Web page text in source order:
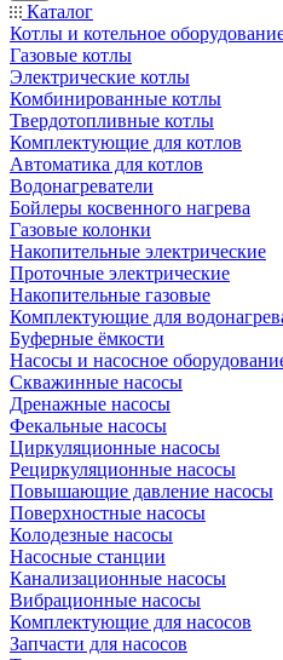
Каталог
Котлы и котельное
Газовые котлы
Электрические котлы
Комбинированные котлы
Твердотопливные котлы
Комплектующие для котлов
Автоматика для котлов
Водонагреватели
Бойлеры косвенного нагрева
Газовые колонки
Накопительные электрические
Проточные электрические
Накопительные газовые
Комплектующие для
Буферные ёмкости
Насосы и насосное
Скважинные насосы
Дренажные насосы
Фекальные насосы
Циркуляционные насосы
Рециркуляционные насосы
Повышающие давление насосы
Поверхностные насосы
Колодезные насосы
Насосные станции
Канализационные насосы
Вибрационные насосы
Комплектующие для насосов
Запчасти для насосов